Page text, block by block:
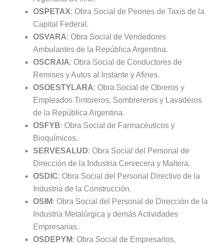
OSPETAX: Obra Social de Peones de Taxis de la
Capital Federal.
OSVARA: Obra Social de Vendedores
Ambulantes de la República Argentina.
OSCRAIA: Obra Social de Conductores de
Remises y Autos al Instante y Afines.
OSOESTYLARA: Obra Social de Obreros y
Empleados Tintoreros, Sombrereros y Lavaderos
de la República Argentina.
OSFYB: Obra Social de Farmacéuticos y
Bioquímicos.
SERVESALUD: Obra Social del Personal de
Dirección de la Industria Cervecera y Maltera.
OSDIC: Obra Social del Personal Directivo de la
Industria de la Construcción.
OSIM: Obra Social del Personal de Dirección de la
Industria Metalúrgica y demás Actividades
Empresarias.
OSDEPYM: Obra Social de Empresarios,